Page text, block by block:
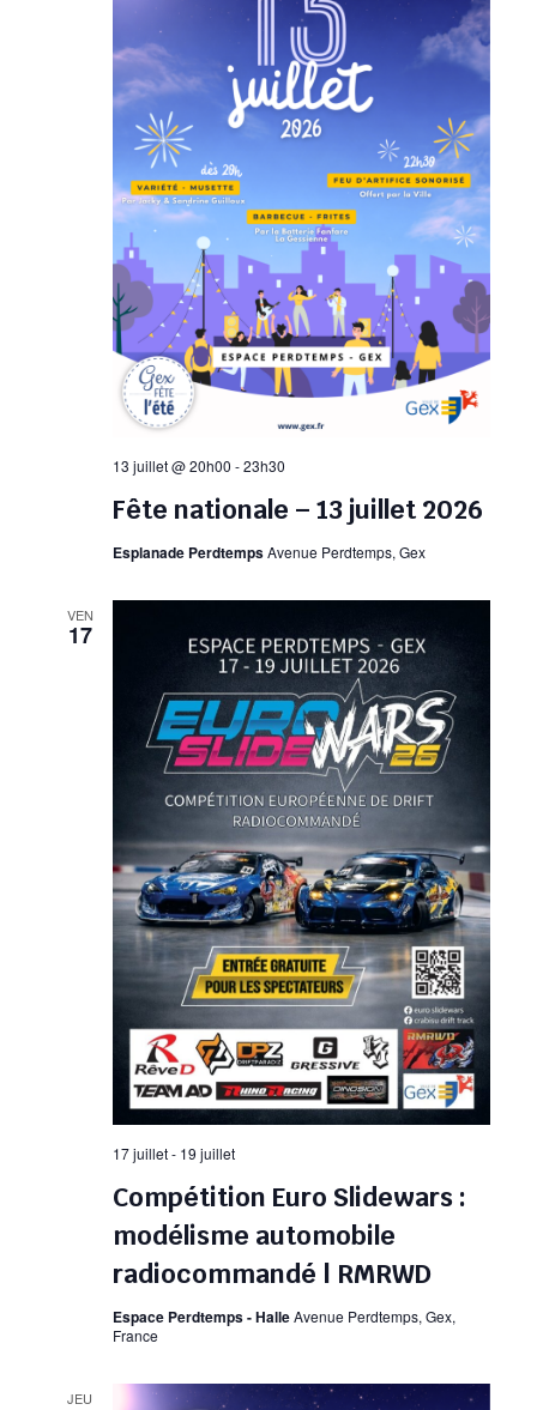
Fête nationale – 13 juillet 2026
13 juillet @ 20h00 -23h30
Esplanade PerdtempsAvenue Perdtemps, Gex
VEN
17
Compétition Euro Slidewars :
modélisme automobile
radiocommandé | RMRWD
17 juillet- 19 juillet
Espace Perdtemps - HalleAvenue Perdtemps, Gex,
France
JEU